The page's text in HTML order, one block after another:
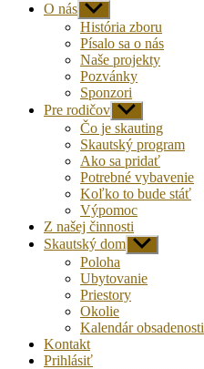
O nás Zobraziť
druhú
úroveň
navigácie
História zboru
Písalo sa o nás
Naše projekty
Pozvánky
Sponzori
Pre rodičov Zobraziť
druhú
úroveň
navigácie
Čo je skauting
Skautský program
Ako sa pridať
Potrebné vybavenie
Koľko to bude stáť
Výpomoc
Z našej činnosti
Skautský dom Zobraziť
druhú
úroveň
navigácie
Poloha
Ubytovanie
Priestory
Okolie
Kalendár obsadenosti
Kontakt
Prihlásiť